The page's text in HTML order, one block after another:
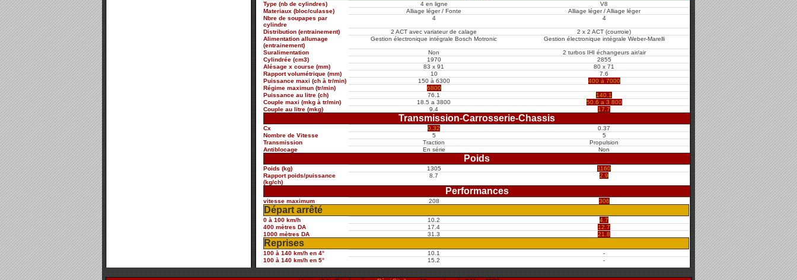
Type (nb de cylindres) 4 en ligne
V8
Materiaux (bloc/culasse)
Alliage léger / Fonte
Alliage léger / Alliage léger
Nbre de soupapes par
cylindre
4 4
Distribution (entrainement) 2 ACT avec variateur de calage
2 x 2 ACT (courroie)
Alimentation allumage
(entrainement)
Gestion électronique intégrale Bosch Motronic Gestion électronique intégrale Weber-Marelli
Suralimentation Non
2 turbos IHI échangeurs air/air
Cylindrée (cm3)
1970
2855
Alésage x course (mm)
83 x 91
80 x 71
Rapport volumétrique (mm)
10
7.6
Puissance maxi (ch à tr/min)
150 à 6300
400 à 7000
Régime maximun (tr/min)
6800
Puissance au litre (ch)
76.1
140.1
Couple maxi (mkg à tr/min)
18.5 a 3800
50.6 a 3 800
Couple au litre (mkg)
9.4 17.7
Transmission-Carrosserie-Chassis
Cx 0.32
0.37
Nombre de Vitesse
5
5
Transmission
Traction
Propulsion
Antiblocage
En série Non
Poids
Poids (kg) 1305
1160
Rapport poids/puissance
(kg/ch)
8.7 2.9
Performances
vitesse maximum 208 306
Départ arrêté
0 à 100 km/h 10.2
4.7
400 mètres DA
17.4
12.7
1000 mètres DA
31.3 21.8
Reprises
100 à 140 km/h en 4° 10.1
-
100 à 140 km/h en 5°
15.2 -